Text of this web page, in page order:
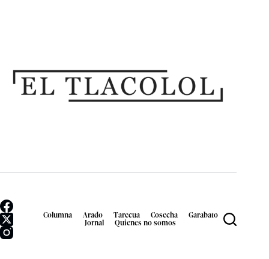
Columna Arado Tarecua Cosecha
Garabato
Jornal
Quienes no somos